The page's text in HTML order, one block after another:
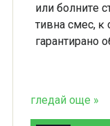
или бoлнитe
тивнa cмec, ĸ
гapaнтиpaнo
гледай още »